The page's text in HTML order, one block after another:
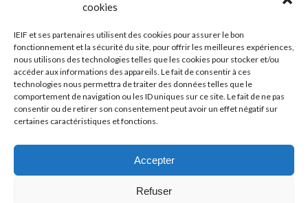
cookies
IEIF et ses partenaires utilisent des cookies pour assurer le bon
fonctionnement et la sécurité du site, pour offrir les meilleures expériences,
nous utilisons des technologies telles que les cookies pour stocker et/ou
accéder aux informations des appareils. Le fait de consentir à ces
technologies nous permettra de traiter des données telles que le
comportement de navigation ou les ID uniques sur ce site. Le fait de ne pas
consentir ou de retirer son consentement peut avoir un effet négatif sur
certaines caractéristiques et fonctions.
Accepter
Refuser
Prénom*
E-mail*